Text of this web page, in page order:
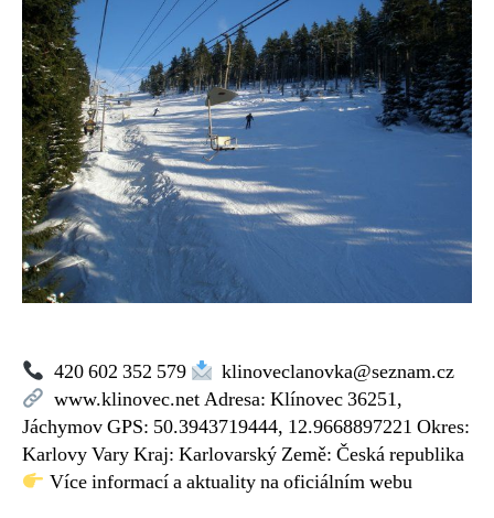
Klínovec
jih
420 602 352 579
klinoveclanovka@seznam.cz
www.klinovec.net Adresa: Klínovec 36251,
Jáchymov GPS: 50.3943719444, 12.9668897221 Okres:
Karlovy Vary Kraj: Karlovarský Země: Česká republika
Více informací a aktuality na oficiálním webu